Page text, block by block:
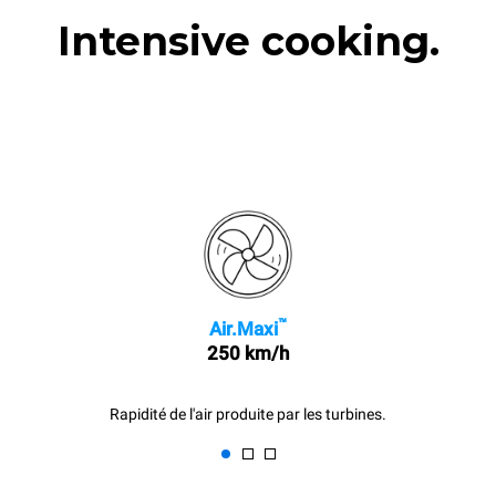
Intensive cooking.
Air.Maxi™
250 km/h
Rapidité de l'air produite par les turbines.